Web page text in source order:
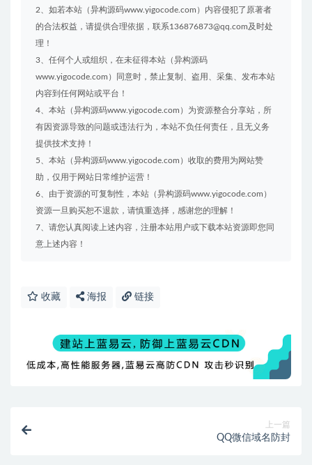
2、如若本站（异构源码www.yigocode.com）内容侵犯了原著者
的合法权益，请提供合理依据，联系136876873@qq.com及时处
理！
3、任何个人或组织，在未征得本站（异构源码
www.yigocode.com）同意时，禁止复制、盗用、采集、发布本站
内容到任何网站或平台！
4、本站（异构源码www.yigocode.com）为资源整合分享站，所
有因资源导致的问题或违法行为，本站不负任何责任，且无义务
提供技术支持！
5、本站（异构源码www.yigocode.com）收取的费用为网站赞
助，仅用于网站日常维护运营！
6、由于资源的可复制性，本站（异构源码www.yigocode.com）
资源一旦购买恕不退款，请慎重选择，感谢您的理解！
7、请您认真阅读上述内容，注册本站用户或下载本站资源即您同
意上述内容！
收藏 海报 链接
上一篇
QQ微信域名防封